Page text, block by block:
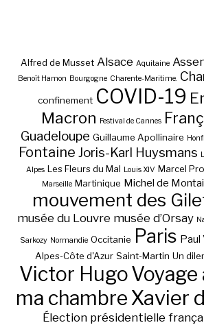
Alfred de Musset Alsace Aquitaine
Benoît Hamon Bourgogne Charente-Maritime.
confinement COVID-19
Macron Festival de Cannes
Guadeloupe Guillaume Apollinaire
Fontaine Joris-Karl Huysmans
Alpes Les Fleurs du Mal Louis XIV Marcel
Marseille Martinique Michel de
mouvement des
musée du Louvre musée d’Orsay
Sarkozy Normandie Occitanie Paris Paul
Alpes-Côte d'Azur Saint-Martin Un
Victor Hugo
ma chambreXavier
Élection présidentielle